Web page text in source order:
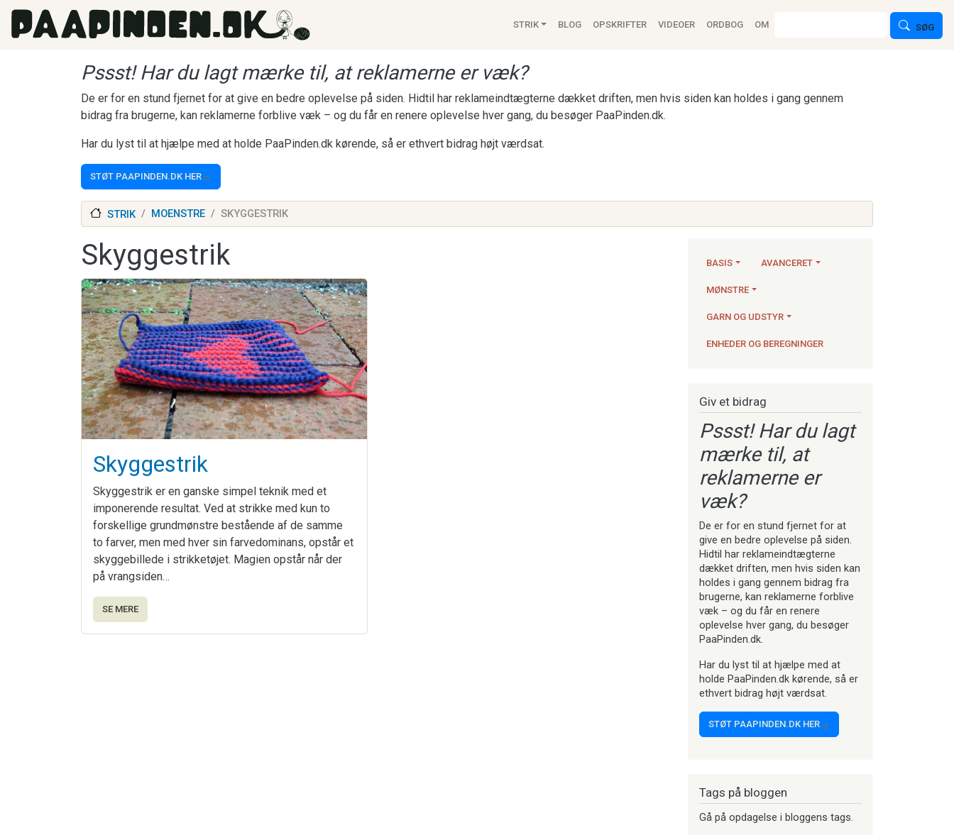
Gå til hovedindhold
Main navigation
STRIK BLOG OPSKRIFTER VIDEOER ORDBOG OM SØG
Pssst! Har du lagt mærke til, at reklamerne er væk?
De er for en stund fjernet for at give en bedre oplevelse på siden. Hidtil har reklameindtægterne dækket driften, men hvis siden kan holdes i gang gennem
bidrag fra brugerne, kan reklamerne forblive væk – og du får en renere oplevelse hver gang, du besøger PaaPinden.dk.
Har du lyst til at hjælpe med at holde PaaPinden.dk kørende, så er ethvert bidrag højt værdsat.
STØT PAAPINDEN.DK HER
STRIK MOENSTRE SKYGGESTRIK
Skyggestrik
Skyggestrik
Skyggestrik er en ganske simpel teknik med et
imponerende resultat. Ved at strikke med kun to
forskellige grundmønstre bestående af de samme
to farver, men med hver sin farvedominans, opstår et
skyggebillede i strikketøjet. Magien opstår når der
på vrangsiden…
SE MERE
BASIS AVANCERET
MØNSTRE
GARN OG UDSTYR
ENHEDER OG BEREGNINGER
Giv et bidrag
Pssst! Har du lagt
mærke til, at
reklamerne er
væk?
De er for en stund fjernet for at
give en bedre oplevelse på siden.
Hidtil har reklameindtægterne
dækket driften, men hvis siden kan
holdes i gang gennem bidrag fra
brugerne, kan reklamerne forblive
væk – og du får en renere
oplevelse hver gang, du besøger
PaaPinden.dk.
Har du lyst til at hjælpe med at
holde PaaPinden.dk kørende, så er
ethvert bidrag højt værdsat.
STØT PAAPINDEN.DK HER
Tags på bloggen
Gå på opdagelse i bloggens tags.